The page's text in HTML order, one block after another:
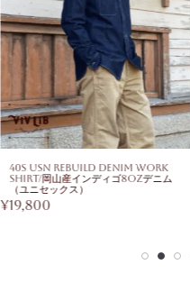
40s USN Rebuild Denim Work
Shirt/岡山産インディゴ8ozデニム
（ユニセックス）
¥19,800